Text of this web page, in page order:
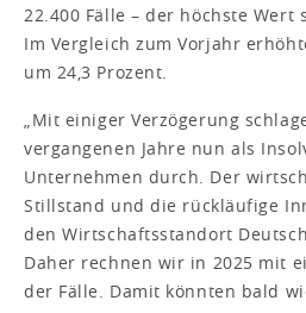
22.400 Fälle – der höchste Wert
Im Vergleich zum Vorjahr
um 24,3 Prozent.
„Mit einiger Verzögerung
vergangenen Jahre nun als
Unternehmen durch. Der
Stillstand und die rückläufige
den Wirtschaftsstandort
Daher rechnen wir in 2025 mit
der Fälle. Damit könnten bald